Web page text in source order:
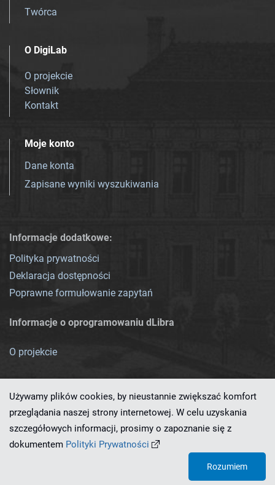
Twórca
O DigiLab
O projekcie
Słownik
Kontakt
Moje konto
Dane konta
Zapisane wyniki wyszukiwania
Informacje dodatkowe:
Polityka prywatności
Deklaracja dostępności
Poprawne formułowanie zapytań
Informacje o oprogramowaniu dLibra
O projekcie
Ten serwis działa dzięki oprogramowaniu
Używamy plików cookies, by nieustannie zwiększać komfort
przeglądania naszej strony internetowej. W celu uzyskania
szczegółowych informacji, prosimy o zapoznanie się z
dokumentem Polityki Prywatności
Rozumiem